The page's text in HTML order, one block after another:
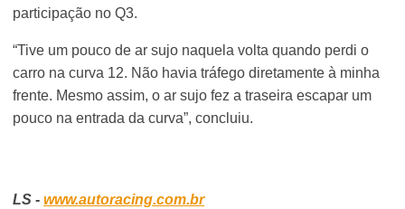
participação no Q3.
“Tive um pouco de ar sujo naquela volta quando perdi o
carro na curva 12. Não havia tráfego diretamente à minha
frente. Mesmo assim, o ar sujo fez a traseira escapar um
pouco na entrada da curva”, concluiu.
LS -www.autoracing.com.br